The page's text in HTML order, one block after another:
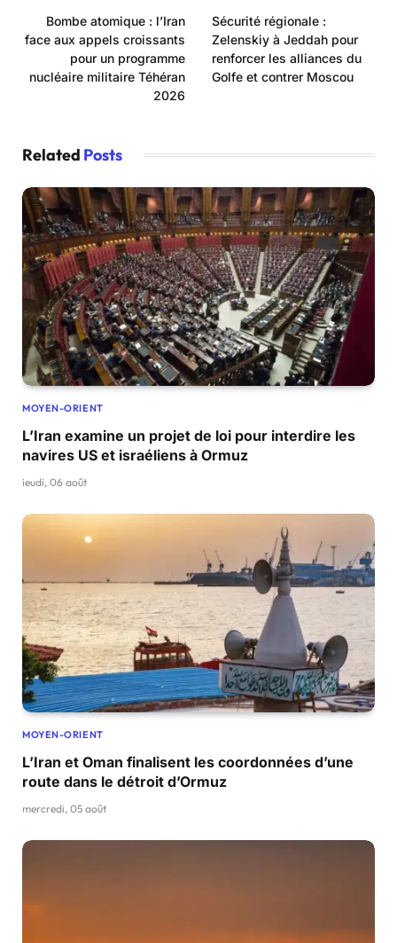
Bombe atomique : l’Iran
face aux appels croissants
pour un programme
nucléaire militaire Téhéran
2026
Sécurité régionale :
Zelenskiy à Jeddah pour
renforcer les alliances du
Golfe et contrer Moscou
Related Posts
MOYEN-ORIENT
L’Iran examine un projet de loi pour interdire les
navires US et israéliens à Ormuz
jeudi, 06 août
MOYEN-ORIENT
L’Iran et Oman finalisent les coordonnées d’une
route dans le détroit d’Ormuz
mercredi, 05 août